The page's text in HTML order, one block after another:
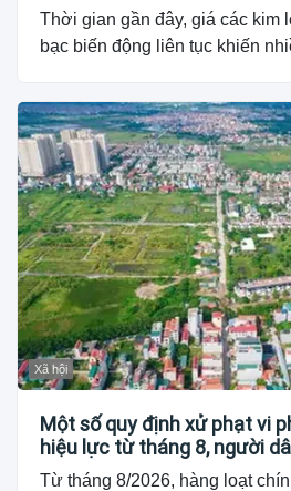
Thời gian gần đây, giá các kim
bạc biến động liên tục khiến
Xã hội
Một số quy định xử phạt vi
hiệu lực từ tháng 8, người
Từ tháng 8/2026, hàng loạt